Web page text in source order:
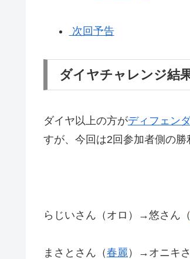
次回予告
ダイヤチャレンジ結
ダイヤ以上の方がディフェン
すが、今回は2回参加者側の勝
らじいさん（オロ）→悠さん（
まさとさん（春麗 ）→オニキ